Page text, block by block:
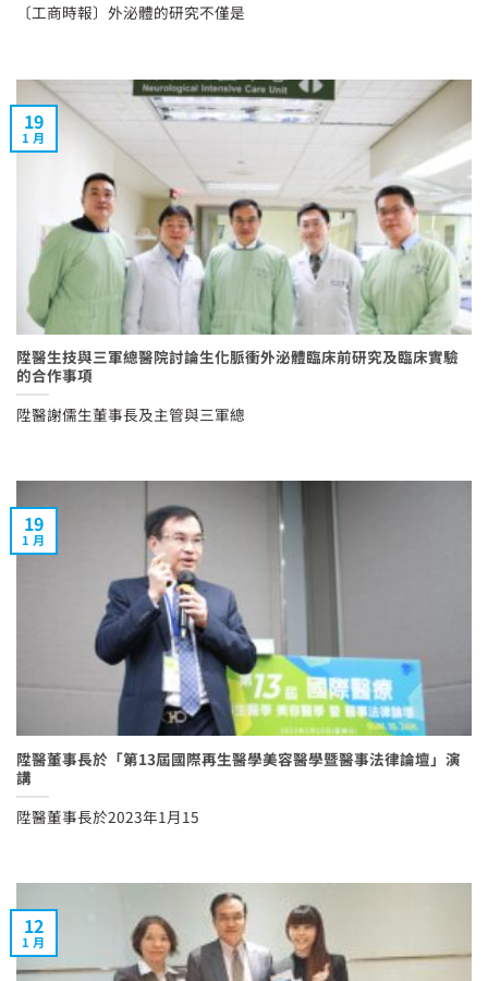
〔工商時報〕外泌體的研究不僅是
陞醫生技與三軍總醫院討論生化脈衝外泌體臨床前研究及臨床實驗
的合作事項
陞醫謝儒生董事長及主管與三軍總
19
1 月
陞醫董事長於「第13屆國際再生醫學美容醫學暨醫事法律論壇」演
講
陞醫董事長於2023年1月15
19
1 月
12
1 月